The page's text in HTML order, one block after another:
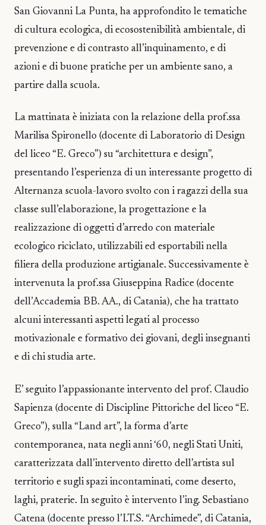
San Giovanni La Punta, ha approfondito le tematiche
di cultura ecologica, di ecosostenibilità ambientale, di
prevenzione e di contrasto all’inquinamento, e di
azioni e di buone pratiche per un ambiente sano, a
partire dalla scuola.
La mattinata è iniziata con la relazione della prof.ssa
Marilisa Spironello (docente di Laboratorio di Design
del liceo “E. Greco”) su “architettura e design”,
presentando l’esperienza di un interessante progetto di
Alternanza scuola-lavoro svolto con i ragazzi della sua
classe sull’elaborazione, la progettazione e la
realizzazione di oggetti d’arredo con materiale
ecologico riciclato, utilizzabili ed esportabili nella
filiera della produzione artigianale. Successivamente è
intervenuta la prof.ssa Giuseppina Radice (docente
dell’Accademia BB. AA., di Catania), che ha trattato
alcuni interessanti aspetti legati al processo
motivazionale e formativo dei giovani, degli insegnanti
e di chi studia arte.
E’ seguito l’appassionante intervento del prof. Claudio
Sapienza (docente di Discipline Pittoriche del liceo “E.
Greco”), sulla “Land art”, la forma d’arte
contemporanea, nata negli anni ‘60, negli Stati Uniti,
caratterizzata dall’intervento diretto dell’artista sul
territorio e sugli spazi incontaminati, come deserto,
laghi, praterie. In seguito è intervento l’ing. Sebastiano
Catena (docente presso l’I.T.S. “Archimede”, di Catania,